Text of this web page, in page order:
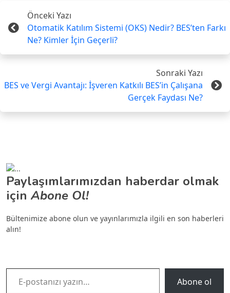
Önceki Yazı
Otomatik Katılım Sistemi (OKS) Nedir? BES’ten Farkı
Ne? Kimler İçin Geçerli?
Sonraki Yazı
BES ve Vergi Avantajı: İşveren Katkılı BES’in Çalışana
Gerçek Faydası Ne?
Paylaşımlarımızdan haberdar olmak
için Abone Ol!
Bültenimize abone olun ve yayınlarımızla ilgili en son haberleri
alın!
E-postanızı yazın…
Abone ol